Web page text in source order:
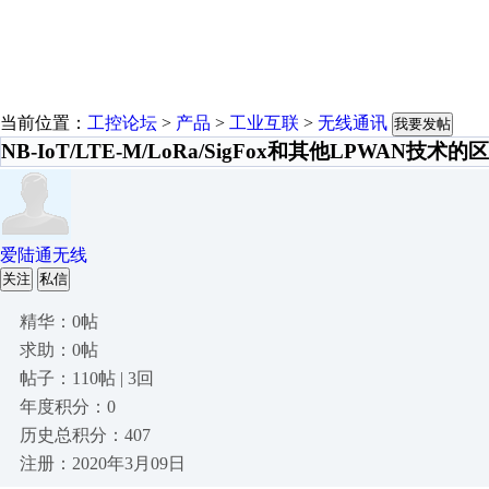
当前位置： 工控论坛 > 产品 > 工业互联 > 无线通讯 我要发帖
NB-IoT/LTE-M/LoRa/SigFox和其他LPWAN技术的区
爱陆通无线
关注 私信
精华：0帖
求助：0帖
帖子：110帖 | 3回
年度积分：0
历史总积分：407
注册：2020年3月09日